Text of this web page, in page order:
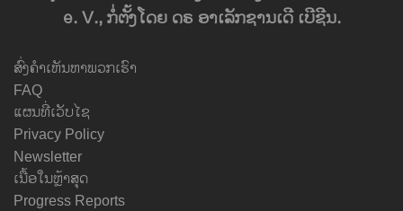
e. V., ກໍ່ຕັ້ງໂດຍ ດຣ ອາເລັກຊານເດີ ເບີຊີນ.
ສົ່ງຄຳເຫັນຫາພວກເຮົາ
FAQ
ແຜນທີ່ເວັບໄຊ
Privacy Policy
Newsletter
ເນື້ອໃນຫຼ້າສຸດ
Progress Reports